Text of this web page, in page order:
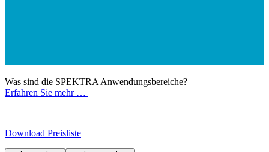
Was sind die SPEKTRA Anwendungsbereiche?
Erfahren Sie mehr …
Download Preisliste